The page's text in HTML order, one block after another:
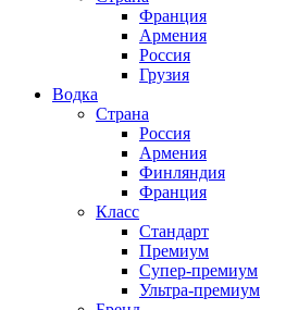
Франция
Армения
Россия
Грузия
Водка
Страна
Россия
Армения
Финляндия
Франция
Класс
Стандарт
Премиум
Супер-премиум
Ультра-премиум